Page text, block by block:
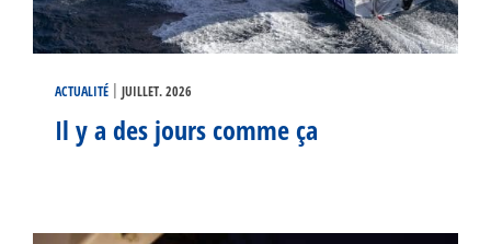
ACTUALITÉ | JUILLET. 2026
Il y a des jours comme ça